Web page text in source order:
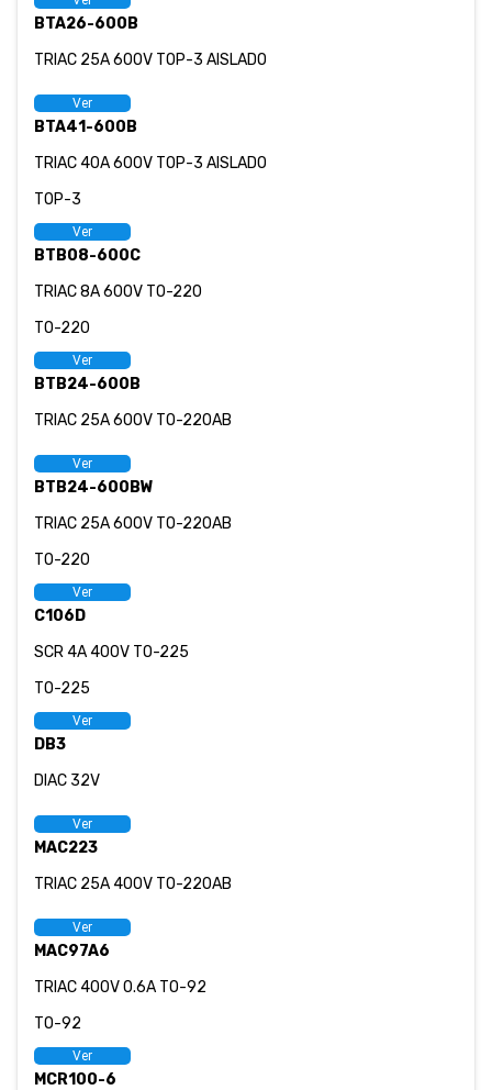
BTA26-600B
TRIAC 25A 600V TOP-3 AISLADO
Ver
BTA41-600B
TRIAC 40A 600V TOP-3 AISLADO
TOP-3
Ver
BTB08-600C
TRIAC 8A 600V TO-220
TO-220
Ver
BTB24-600B
TRIAC 25A 600V TO-220AB
Ver
BTB24-600BW
TRIAC 25A 600V TO-220AB
TO-220
Ver
C106D
SCR 4A 400V TO-225
TO-225
Ver
DB3
DIAC 32V
Ver
MAC223
TRIAC 25A 400V TO-220AB
Ver
MAC97A6
TRIAC 400V 0.6A TO-92
TO-92
Ver
MCR100-6